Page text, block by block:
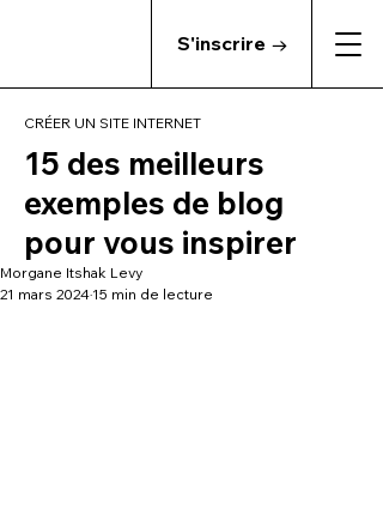
S'inscrire →
CRÉER UN SITE INTERNET
15 des meilleurs
exemples de blog
pour vous inspirer
Morgane Itshak Levy
21 mars 2024 15 min de lecture